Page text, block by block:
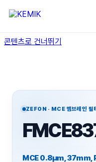
콘텐츠로 건너뛰기
ZEFON · MCE 멤브레인 필
MCE 0.8µm,